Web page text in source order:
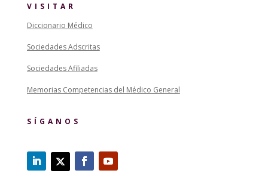
VISITAR
Diccionario Médico
Sociedades Adscritas
Sociedades Afiliadas
Memorias Competencias del Médico General
SÍGANOS